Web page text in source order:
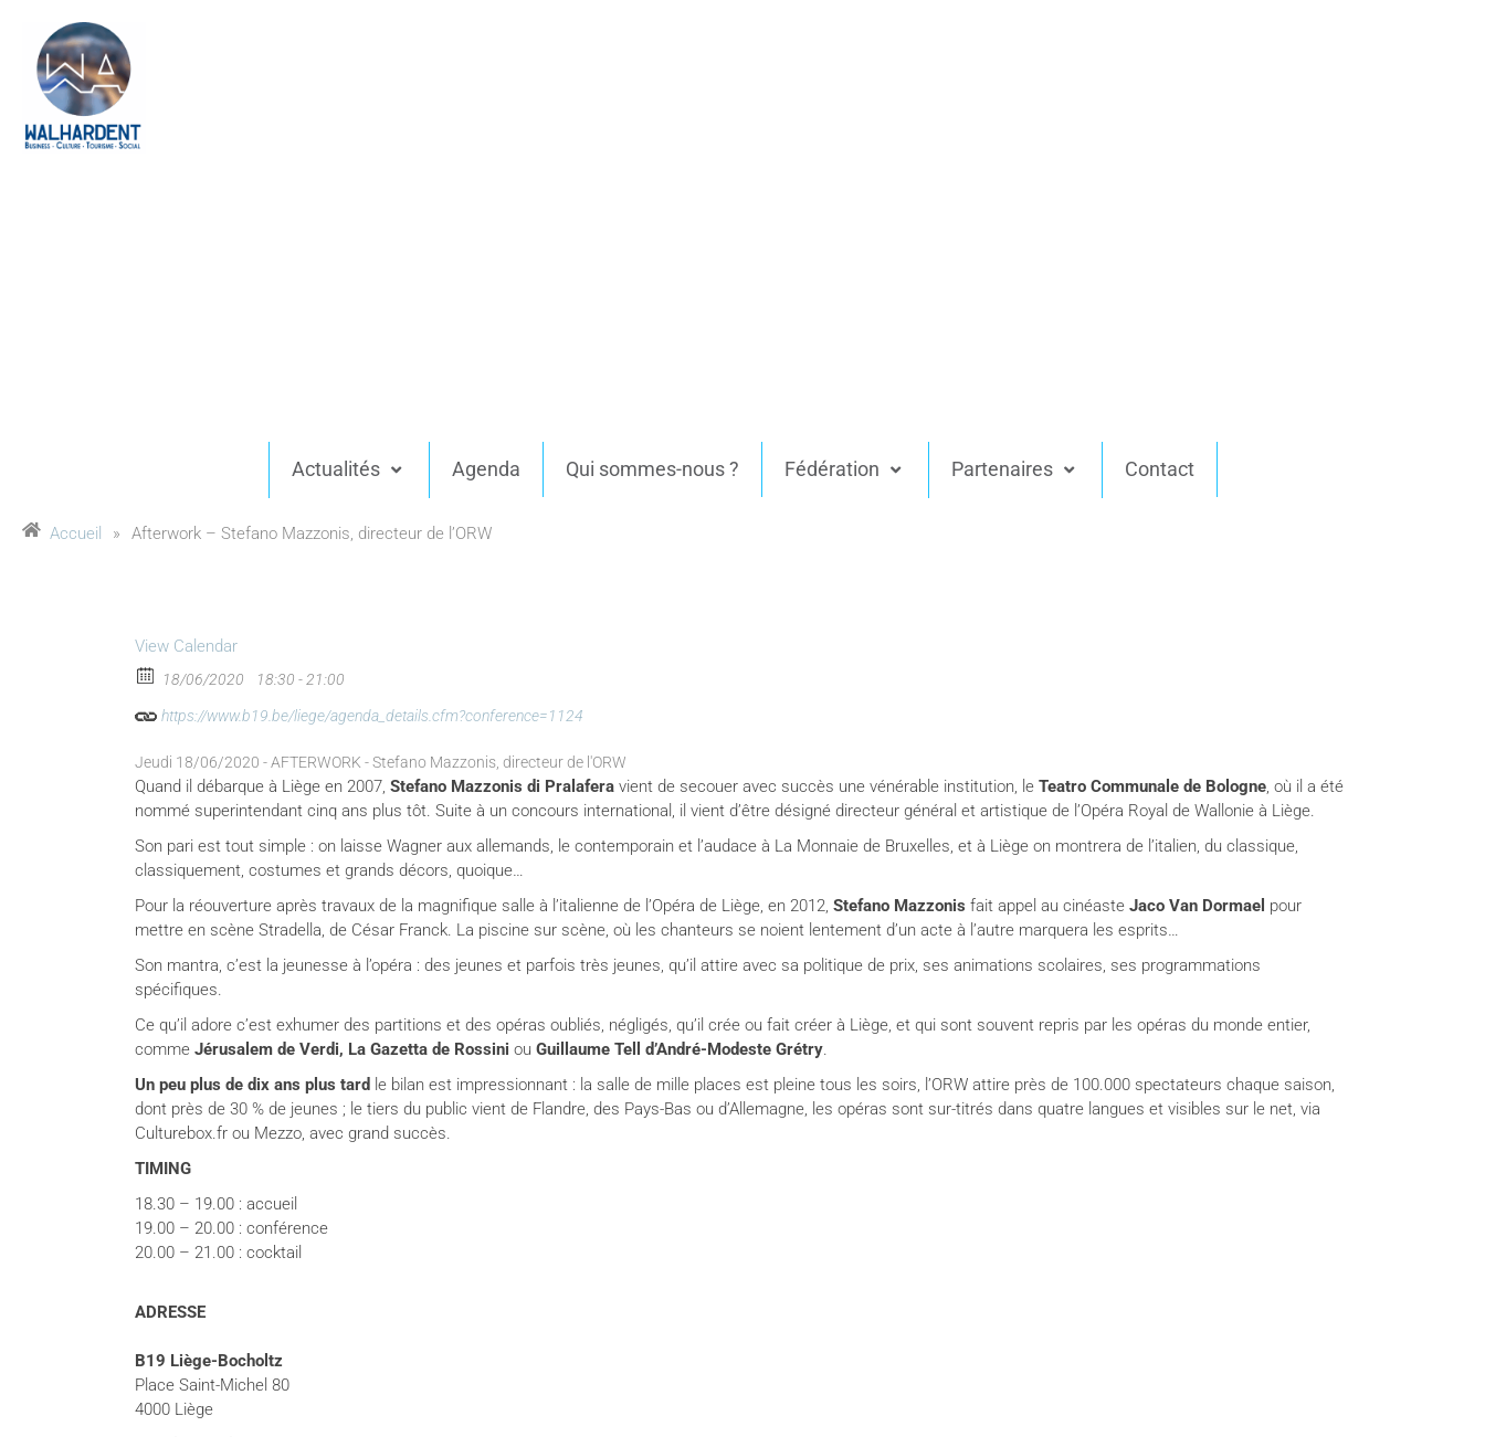
Actualités Agenda Qui sommes-nous ? Fédération Partenaires Contact
Accueil » Afterwork – Stefano Mazzonis, directeur de l’ORW
View Calendar
18/06/2020 18:30 - 21:00
https://www.b19.be/liege/agenda_details.cfm?conference=1124
Jeudi 18/06/2020 - AFTERWORK - Stefano Mazzonis, directeur de l'ORW
Quand il débarque à Liège en 2007, Stefano Mazzonis di Pralafera vient de secouer avec succès une vénérable institution, le Teatro Communale de Bologne, où il a été
nommé superintendant cinq ans plus tôt. Suite à un concours international, il vient d’être désigné directeur général et artistique de l’Opéra Royal de Wallonie à Liège.
Son pari est tout simple : on laisse Wagner aux allemands, le contemporain et l’audace à La Monnaie de Bruxelles, et à Liège on montrera de l’italien, du classique,
classiquement, costumes et grands décors, quoique…
Pour la réouverture après travaux de la magnifique salle à l’italienne de l’Opéra de Liège, en 2012, Stefano Mazzonis fait appel au cinéaste Jaco Van Dormael pour
mettre en scène Stradella, de César Franck. La piscine sur scène, où les chanteurs se noient lentement d’un acte à l’autre marquera les esprits…
Son mantra, c’est la jeunesse à l’opéra : des jeunes et parfois très jeunes, qu’il attire avec sa politique de prix, ses animations scolaires, ses programmations
spécifiques.
Ce qu’il adore c’est exhumer des partitions et des opéras oubliés, négligés, qu’il crée ou fait créer à Liège, et qui sont souvent repris par les opéras du monde entier,
comme Jérusalem de Verdi, La Gazetta de Rossini ou Guillaume Tell d’André-Modeste Grétry.
Un peu plus de dix ans plus tard le bilan est impressionnant : la salle de mille places est pleine tous les soirs, l’ORW attire près de 100.000 spectateurs chaque saison,
dont près de 30 % de jeunes ; le tiers du public vient de Flandre, des Pays-Bas ou d’Allemagne, les opéras sont sur-titrés dans quatre langues et visibles sur le net, via
Culturebox.fr ou Mezzo, avec grand succès.
TIMING
18.30 – 19.00 : accueil
19.00 – 20.00 : conférence
20.00 – 21.00 : cocktail
ADRESSE
B19 Liège-Bocholtz
Place Saint-Michel 80
4000 Liège